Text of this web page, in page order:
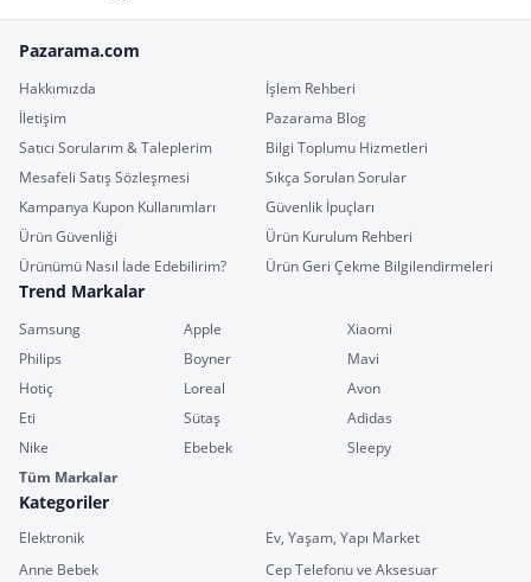
Pazarama.com
Hakkımızda
İşlem Rehberi
İletişim
Pazarama Blog
Satıcı Sorularım & Taleplerim
Bilgi Toplumu Hizmetleri
Mesafeli Satış Sözleşmesi
Sıkça Sorulan Sorular
Kampanya Kupon Kullanımları
Güvenlik İpuçları
Ürün Güvenliği
Ürün Kurulum Rehberi
Ürünümü Nasıl İade Edebilirim?
Ürün Geri Çekme Bilgilendirmeleri
Trend Markalar
Samsung Apple
Xiaomi
Philips
Boyner
Mavi
Hotiç
Loreal
Avon
Eti
Sütaş
Adidas
Nike
Ebebek
Sleepy
Tüm Markalar
Kategoriler
Elektronik
Ev, Yaşam, Yapı Market
Anne Bebek
Cep Telefonu ve Aksesuar